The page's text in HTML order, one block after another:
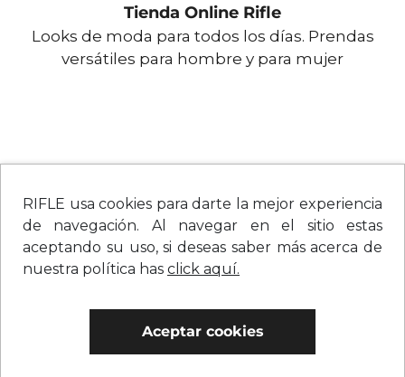
RIFLE usa cookies para darte la mejor experiencia
de navegación. Al navegar en el sitio estas
aceptando su uso, si deseas saber más acerca de
nuestra política has click aquí.
Aceptar cookies
Tienda Online Rifle
Looks de moda para todos los días. Prendas
versátiles para hombre y para mujer